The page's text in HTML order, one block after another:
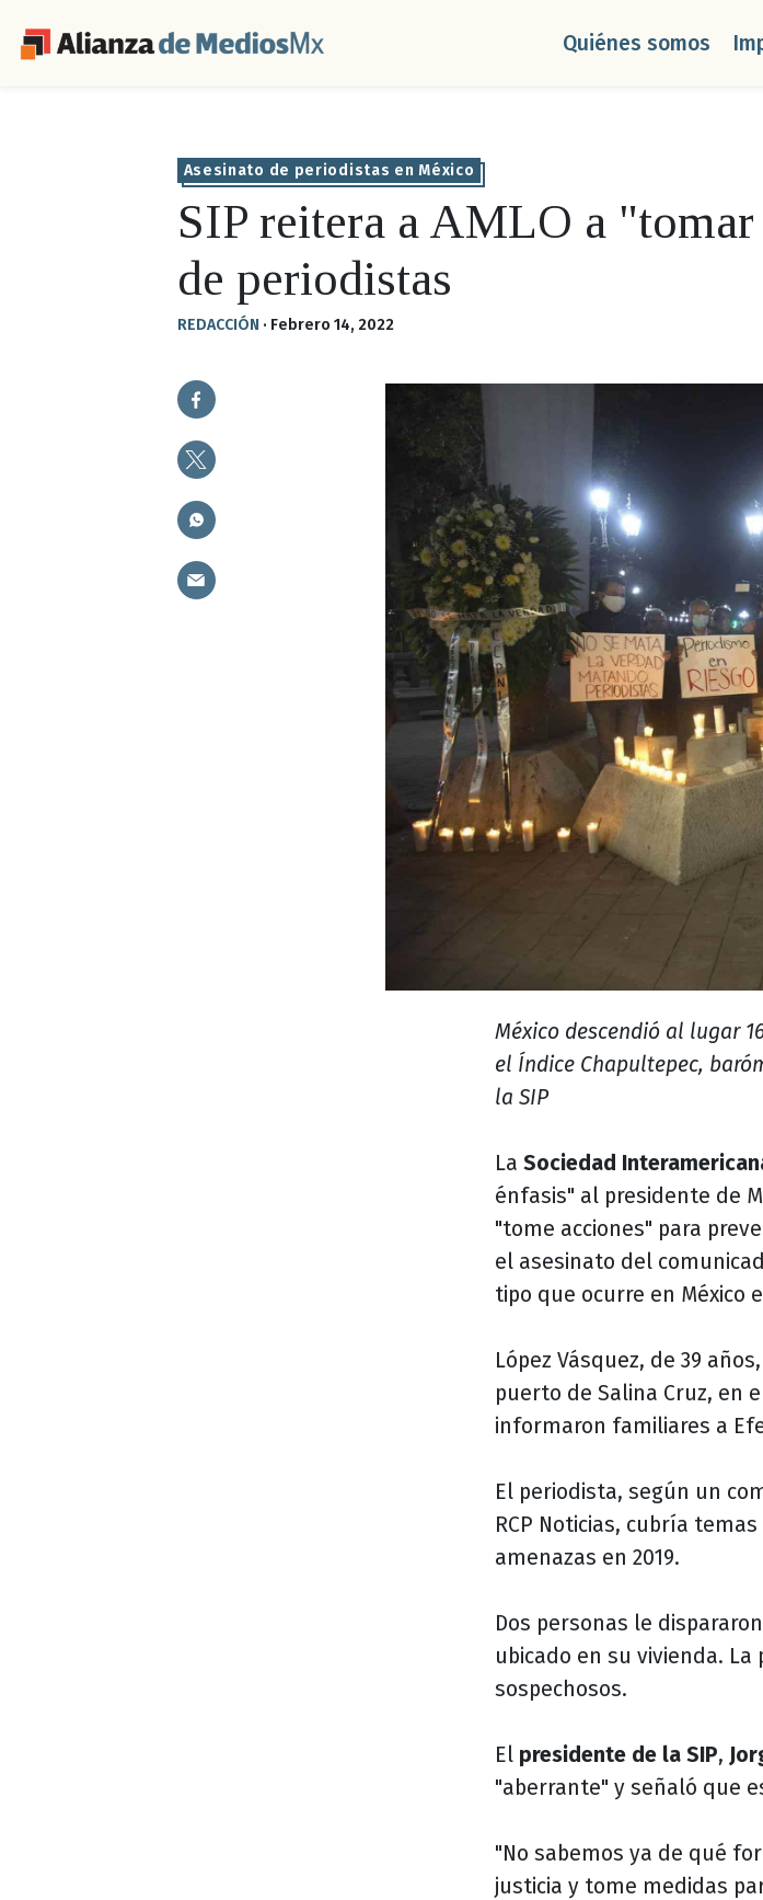
Quiénes somos
Asesinato de periodistas en México
SIP reitera a AMLO a
de periodistas
REDACCIÓN · Febrero 14, 2022
México descendió al lugar
el Índice Chapultepec,
la SIP
La Sociedad
énfasis" al presidente de
"tome acciones" para
el asesinato del
tipo que ocurre en México
López Vásquez, de 39
puerto de Salina Cruz, en
informaron familiares a
El periodista, según un
RCP Noticias, cubría
amenazas en 2019.
Dos personas le
ubicado en su vivienda.
sospechosos.
El presidente de la SIP,
"aberrante" y señaló que
"No sabemos ya de qué
justicia y tome medidas